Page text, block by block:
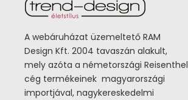
A webáruházat üzemeltető RAM
Design Kft. 2004 tavaszán alakult,
mely azóta a németországi Reisenthel
cég termékeinek magyarországi
importjával, nagykereskedelmi